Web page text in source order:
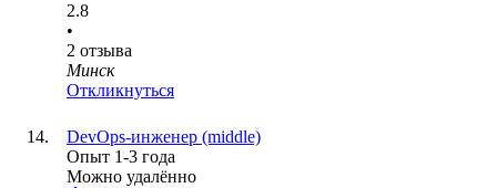
2.8
•
2 отзыва
Минск
Откликнуться
DevOps-инженер (middle)
Опыт 1-3 года
Можно удалённо